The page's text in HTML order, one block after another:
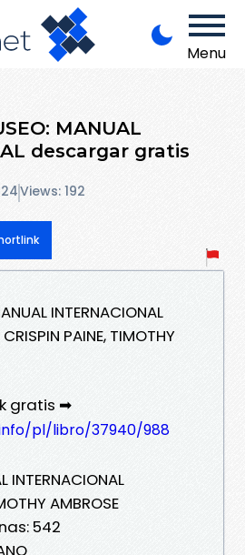
Menu
MANUAL
descargar gratis
Views: 192
INTERNACIONAL
PAINE, TIMOTHY
gratis ➡
pl/libro/37940/988
INTERNACIONAL
AMBROSE
542